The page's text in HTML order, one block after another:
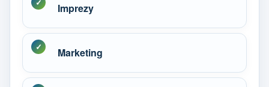
Imprezy
Marketing